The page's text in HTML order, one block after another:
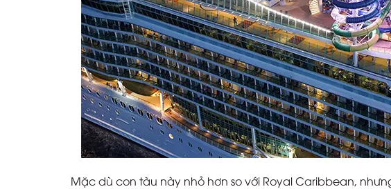
Mặc dù con tàu này nhỏ hơn so với Royal Caribbean,